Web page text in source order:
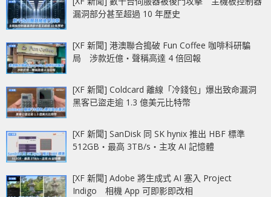
漏洞部分甚至超過 10 年歷史
[XF 新聞] 港澳聯合搗破 Fun Coffee 咖啡科研騙
局 涉款近億‧聲稱高達 4 倍回報
[XF 新聞] Coldcard 離線「冷錢包」爆出致命漏洞
黑客已盜走逾 1.3 億美元比特幣
[XF 新聞] SanDisk 同 SK hynix 推出 HBF 標準
512GB‧最高 3TB/s‧主攻 AI 記憶體
[XF 新聞] Adobe 將生成式 AI 塞入 Project
Indigo 相機 App 可即影即改相